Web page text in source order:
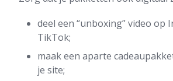
deel een “unboxing” video op
TikTok;
maak een aparte
je site;